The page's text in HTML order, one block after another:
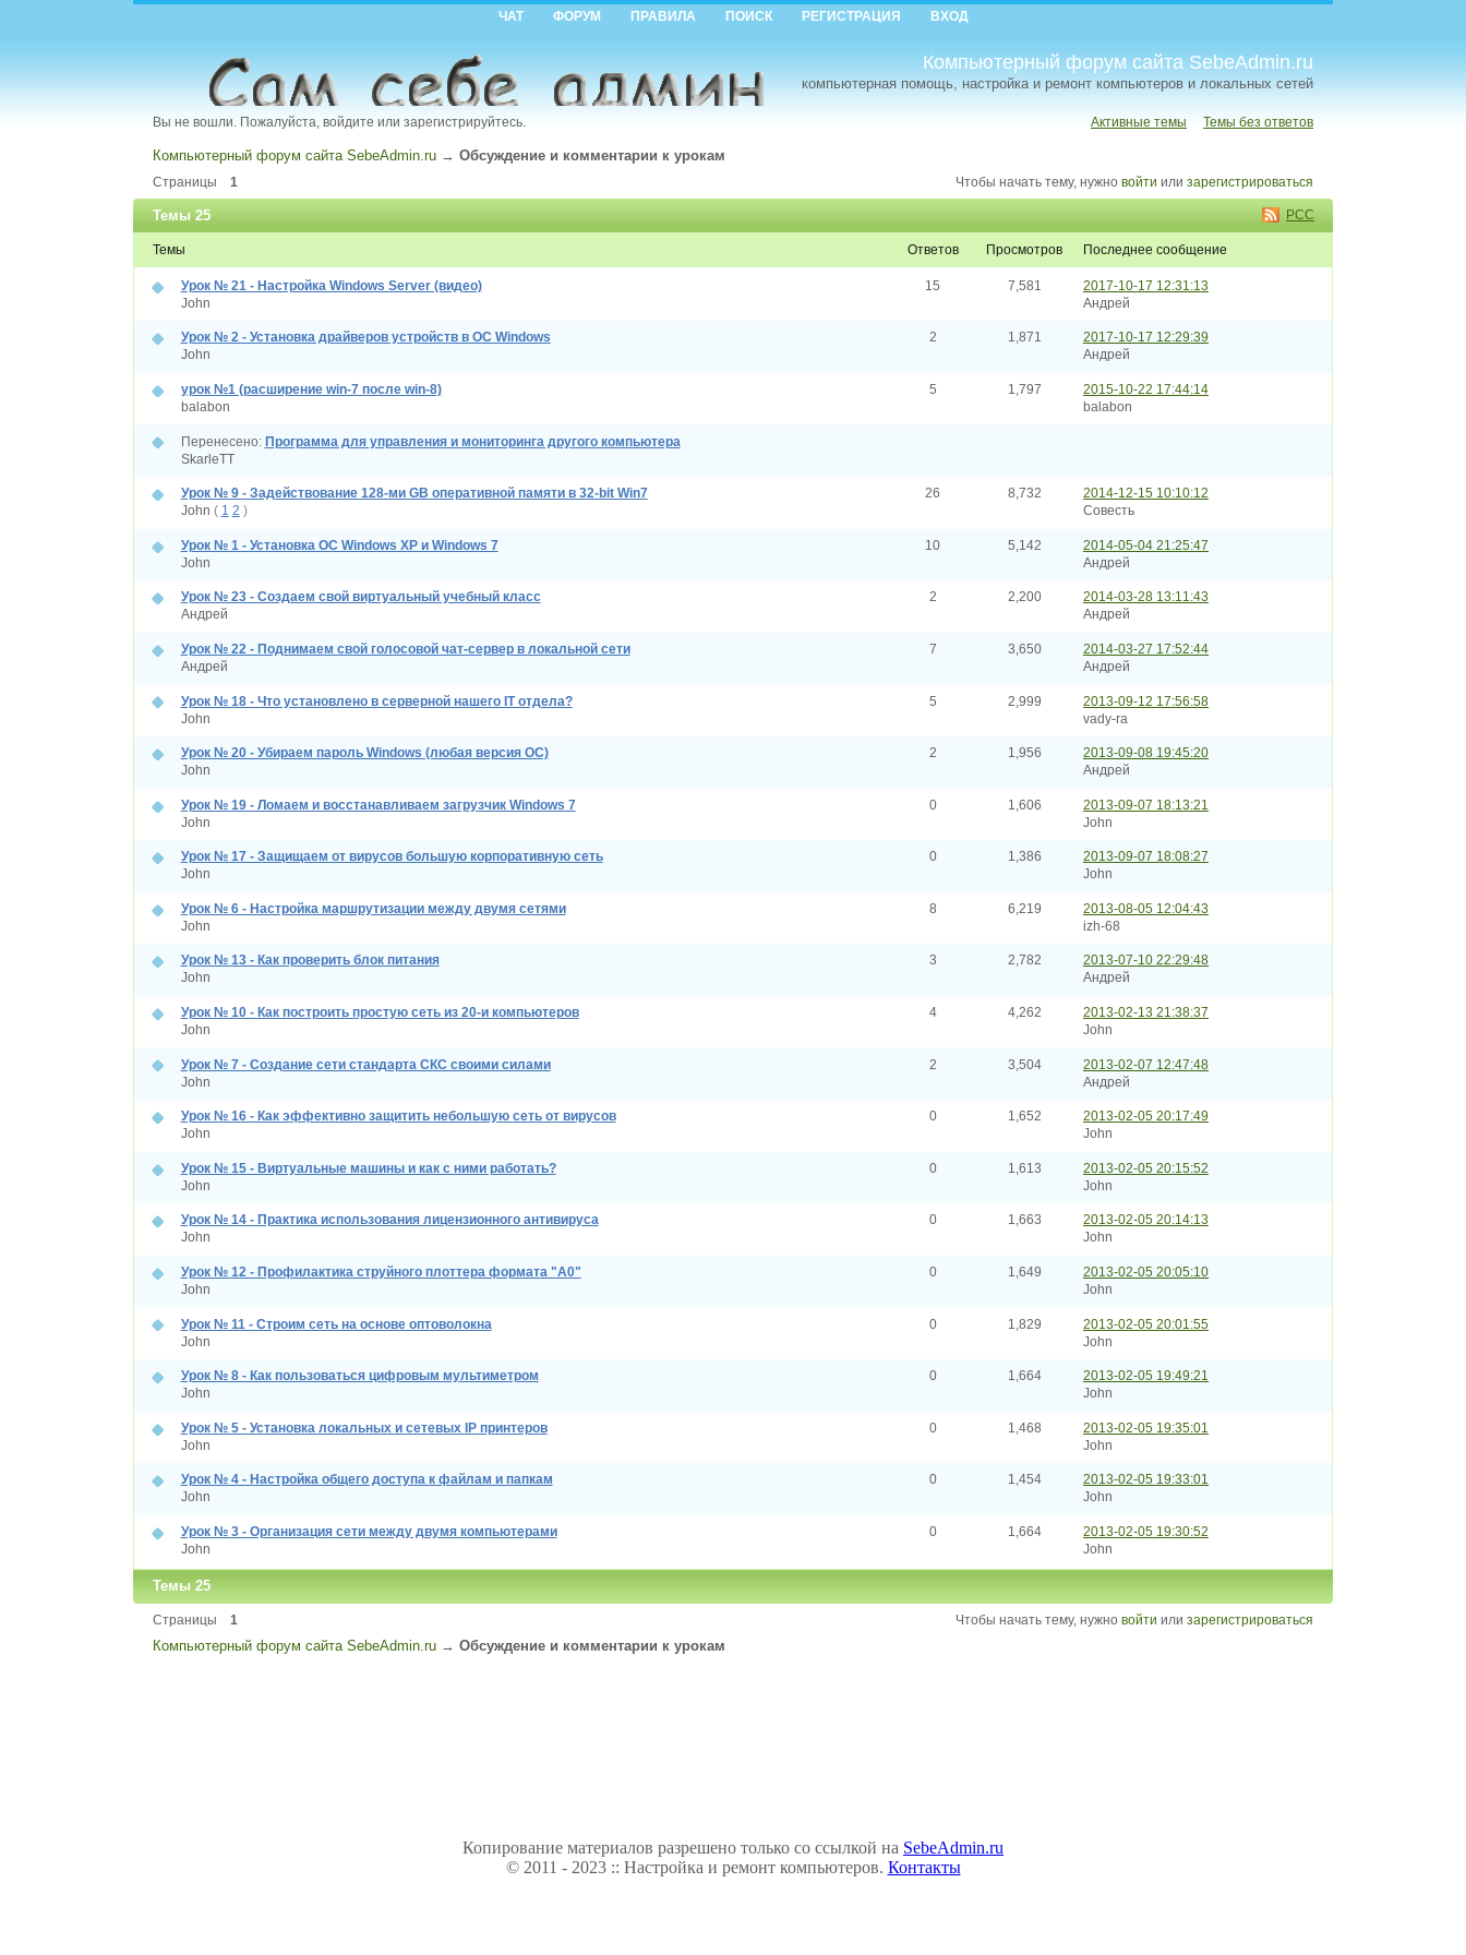
ЧАТ ФОРУМ ПРАВИЛА ПОИСК РЕГИСТРАЦИЯ ВХОД
Компьютерный форум сайта SebeAdmin.ru
компьютерная помощь, настройка и ремонт компьютеров и локальных сетей
Вы не вошли. Пожалуйста, войдите или зарегистрируйтесь. Активные темы Темы без ответов
Компьютерный форум сайта SebeAdmin.ru →Обсуждение и комментарии к урокам
Страницы 1 Чтобы начать тему, нужно войти или зарегистрироваться
РСС
Темы 25
Темы ответов просмотров последнее сообщение
Урок № 21 - Настройка Windows Server (видео)
John
15 7,581
2017-10-17 12:31:13
Андрей
Урок № 2 - Установка драйверов устройств в ОС Windows
John
2 1,871
2017-10-17 12:29:39
Андрей
урок №1 (расширение win-7 после win-8)
balabon
5 1,797
2015-10-22 17:44:14
balabon
Перенесено: Программа для управления и мониторинга другого компьютера
SkarleTT
Урок № 9 - Задействование 128-ми GB оперативной памяти в 32-bit Win7
John ( 1 2 )
26 8,732
2014-12-15 10:10:12
Совесть
Урок № 1 - Установка ОС Windows XP и Windows 7
John
10 5,142
2014-05-04 21:25:47
Андрей
Урок № 23 - Создаем свой виртуальный учебный класс
Андрей
2 2,200
2014-03-28 13:11:43
Андрей
Урок № 22 - Поднимаем свой голосовой чат-сервер в локальной сети
Андрей
7 3,650
2014-03-27 17:52:44
Андрей
Урок № 18 - Что установлено в серверной нашего IT отдела?
John
5 2,999
2013-09-12 17:56:58
vady-ra
Урок № 20 - Убираем пароль Windows (любая версия ОС)
John
2 1,956
2013-09-08 19:45:20
Андрей
Урок № 19 - Ломаем и восстанавливаем загрузчик Windows 7
John
0 1,606
2013-09-07 18:13:21
John
Урок № 17 - Защищаем от вирусов большую корпоративную сеть
John
0 1,386
2013-09-07 18:08:27
John
Урок № 6 - Настройка маршрутизации между двумя сетями
John
8 6,219
2013-08-05 12:04:43
izh-68
Урок № 13 - Как проверить блок питания
John
3 2,782
2013-07-10 22:29:48
Андрей
Урок № 10 - Как построить простую сеть из 20-и компьютеров
John
4 4,262
2013-02-13 21:38:37
John
Урок № 7 - Создание сети стандарта СКС своими силами
John
2 3,504
2013-02-07 12:47:48
Андрей
Урок № 16 - Как эффективно защитить небольшую сеть от вирусов
John
0 1,652
2013-02-05 20:17:49
John
Урок № 15 - Виртуальные машины и как с ними работать?
John
0 1,613
2013-02-05 20:15:52
John
Урок № 14 - Практика использования лицензионного антивируса
John
0 1,663
2013-02-05 20:14:13
John
Урок № 12 - Профилактика струйного плоттера формата "А0"
John
0 1,649
2013-02-05 20:05:10
John
Урок № 11 - Строим сеть на основе оптоволокна
John
0 1,829
2013-02-05 20:01:55
John
Урок № 8 - Как пользоваться цифровым мультиметром
John
0 1,664
2013-02-05 19:49:21
John
Урок № 5 - Установка локальных и сетевых IP принтеров
John
0 1,468
2013-02-05 19:35:01
John
Урок № 4 - Настройка общего доступа к файлам и папкам
John
0 1,454
2013-02-05 19:33:01
John
Урок № 3 - Организация сети между двумя компьютерами
John
0 1,664
2013-02-05 19:30:52
John
Темы 25
Страницы 1 Чтобы начать тему, нужно войти или зарегистрироваться
Компьютерный форум сайта SebeAdmin.ru →Обсуждение и комментарии к урокам
Копирование материалов разрешено только со ссылкой на SebeAdmin.ru
© 2011 - 2023 :: Настройка и ремонт компьютеров. Контакты